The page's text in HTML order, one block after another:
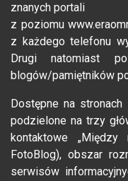
znanych portali
z poziomu
z każdego telefonu
Drugi natomiast
blogów/pamiętników
Dostępne na
podzielone na trzy
kontaktowe
FotoBlog), obszar
serwisów